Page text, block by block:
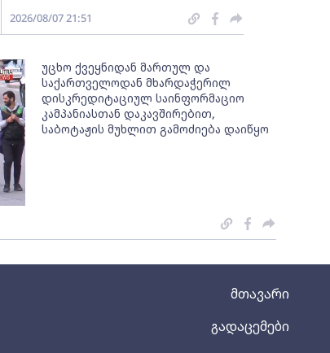
მთავარი
გადაცემები
2026/08/07 21:51
უცხო ქვეყნიდან მართულ და
საქართველოდან მხარდაჭერილ
დისკრედიტაციულ საინფორმაციო
კამპანიასთან დაკავშირებით,
საბოტაჟის მუხლით გამოძიება დაიწყო